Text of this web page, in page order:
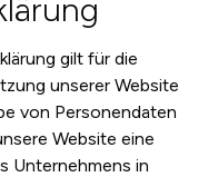
gilt für die
unserer Website
von Personendaten
Website eine
Unternehmens in